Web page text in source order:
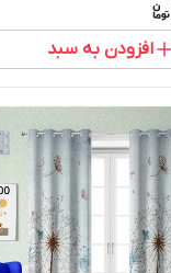
افزودن به سبد